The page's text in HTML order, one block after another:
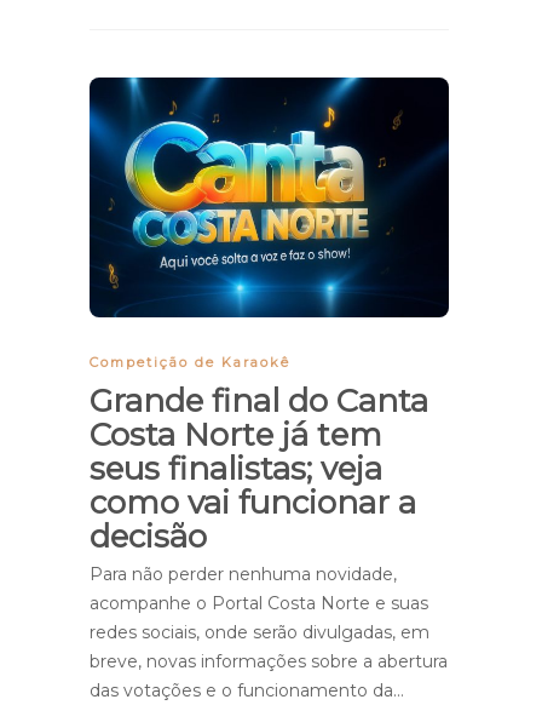
Competição de Karaokê
Grande final do Canta
Costa Norte já tem
seus finalistas; veja
como vai funcionar a
decisão
Para não perder nenhuma novidade,
acompanhe o Portal Costa Norte e suas
redes sociais, onde serão divulgadas, em
breve, novas informações sobre a abertura
das votações e o funcionamento da…